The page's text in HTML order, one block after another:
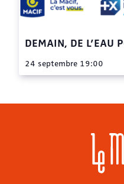
DEMAIN, DE L’EAU
24 septembre 19:00